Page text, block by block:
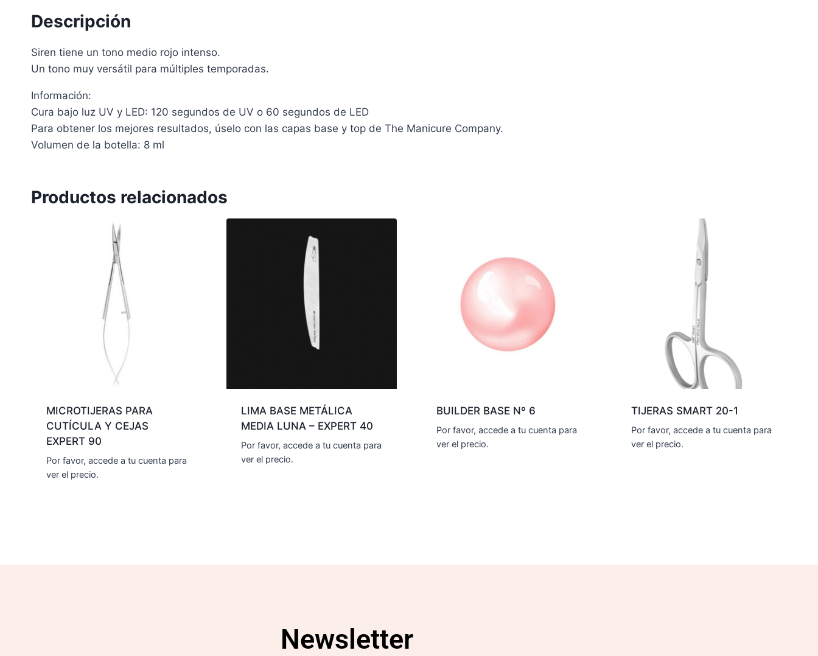
Descripción
Siren tiene un tono medio rojo intenso.
Un tono muy versátil para múltiples temporadas.
Información:
Cura bajo luz UV y LED: 120 segundos de UV o 60 segundos de LED
Para obtener los mejores resultados, úselo con las capas base y top de The Manicure Company.
Volumen de la botella: 8 ml
Productos relacionados
MICROTIJERAS PARA
CUTÍCULA Y CEJAS
EXPERT 90
Por favor, accede a tu cuenta para
ver el precio.
LIMA BASE METÁLICA
MEDIA LUNA – EXPERT 40
Por favor, accede a tu cuenta para
ver el precio.
BUILDER BASE Nº 6
Por favor, accede a tu cuenta para
ver el precio.
TIJERAS SMART 20-1
Por favor, accede a tu cuenta para
ver el precio.
Newsletter